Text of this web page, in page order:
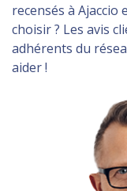
recensés à Ajaccio
choisir ? Les avis
adhérents du
aider !